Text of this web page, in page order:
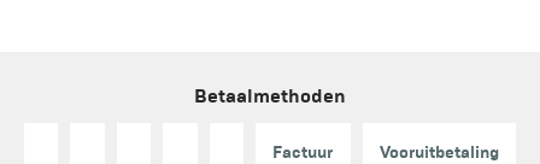
Betaalmethoden
Factuur Vooruitbetaling